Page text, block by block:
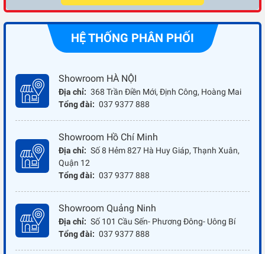
HỆ THỐNG PHÂN PHỐI
Showroom HÀ NỘI
Địa chỉ: 368 Trần Điền Mới, Định Công, Hoàng Mai
Tổng đài: 037 9377 888
Showroom Hồ Chí Minh
Địa chỉ: Số 8 Hẻm 827 Hà Huy Giáp, Thạnh Xuân,
Quận 12
Tổng đài: 037 9377 888
Showroom Quảng Ninh
Địa chỉ: Số 101 Cầu Sến- Phương Đông- Uông Bí
Tổng đài: 037 9377 888